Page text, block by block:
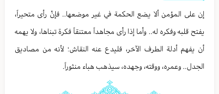
إن على المؤمن ألا يضع الحكمة في غير موضعها.. فإنْ رأى متحيراً،
يفتح قلبه وفكره له.. وأما إذا رأى مجاهداً معتنقاً فكرة تبناها، ولا يهمه
أن يفهم أدلة الطرف الآخر، فليدع عنه النقاش؛ لأنه من مصاديق
الجدل.. وعمره، ووقته، وجهده، سيذهب هباء منثوراً.